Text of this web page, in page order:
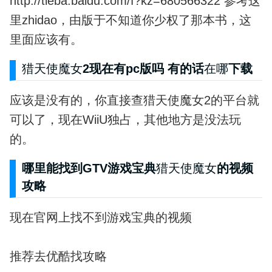
里zhidao，由版于不知道你少权了那本书，这
里面应该有。
猎天使魔女2现在有pc版吗 有的话在哪下载
应该是没有的，你直接查猎天使魔女2的平台就
可以了，现在WiiU独占，其他地方是没法玩
的。
哪里能找到GTV游戏宝典猎天使魔女的视频
攻略
现在官网上找不到游戏宝典的视频
推荐去优酷找攻略